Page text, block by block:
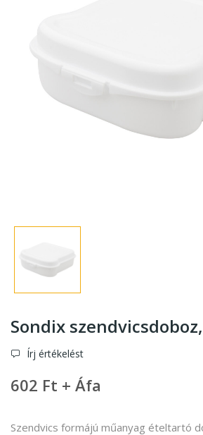
Sondix szendvicsdoboz
Írj értékelést
602 Ft + Áfa
Szendvics formájú műanyag ételtartó